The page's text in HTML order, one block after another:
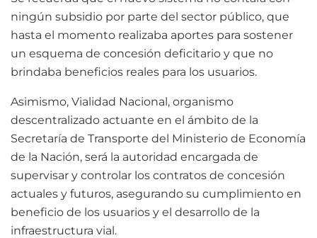
ningún subsidio por parte del sector público, que
hasta el momento realizaba aportes para sostener
un esquema de concesión deficitario y que no
brindaba beneficios reales para los usuarios.
Asimismo, Vialidad Nacional, organismo
descentralizado actuante en el ámbito de la
Secretaría de Transporte del Ministerio de Economía
de la Nación, será la autoridad encargada de
supervisar y controlar los contratos de concesión
actuales y futuros, asegurando su cumplimiento en
beneficio de los usuarios y el desarrollo de la
infraestructura vial.